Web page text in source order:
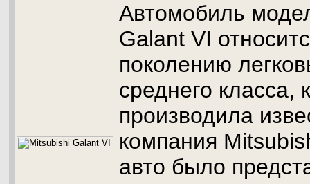
Автомобиль
Galant VI
поколению
среднего класса,
производила
компания
авто было